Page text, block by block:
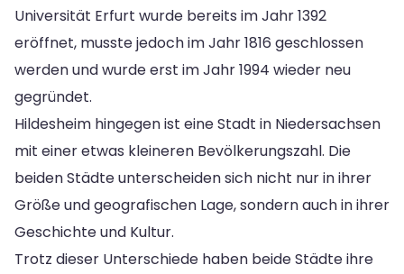
Universität Erfurt wurde bereits im Jahr 1392
eröffnet, musste jedoch im Jahr 1816 geschlossen
werden und wurde erst im Jahr 1994 wieder neu
gegründet.
Hildesheim hingegen ist eine Stadt in Niedersachsen
mit einer etwas kleineren Bevölkerungszahl. Die
beiden Städte unterscheiden sich nicht nur in ihrer
Größe und geografischen Lage, sondern auch in ihrer
Geschichte und Kultur.
Trotz dieser Unterschiede haben beide Städte ihre